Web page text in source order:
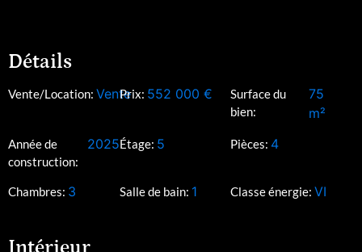
Détails
Vente/Location: VentePrix: 552 000 €
Surface du
bien:
75
m²
Année de
construction:
2025Étage: 5 Pièces: 4
Chambres: 3 Salle de bain: 1 Classe énergie: VI